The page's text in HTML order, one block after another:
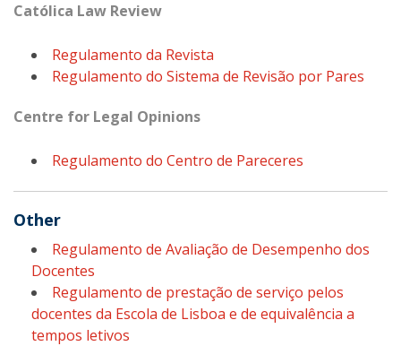
Católica Law Review
Regulamento da Revista
Regulamento do Sistema de Revisão por Pares
Centre for Legal Opinions
Regulamento do Centro de Pareceres
Other
Regulamento de Avaliação de Desempenho dos
Docentes
Regulamento de prestação de serviço pelos
docentes da Escola de Lisboa e de equivalência a
tempos letivos